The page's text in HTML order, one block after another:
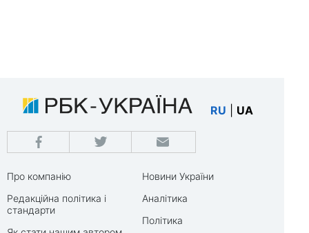
RU UA
Про компанію
Редакційна політика і
стандарти
Новини України
Аналітика
Політика